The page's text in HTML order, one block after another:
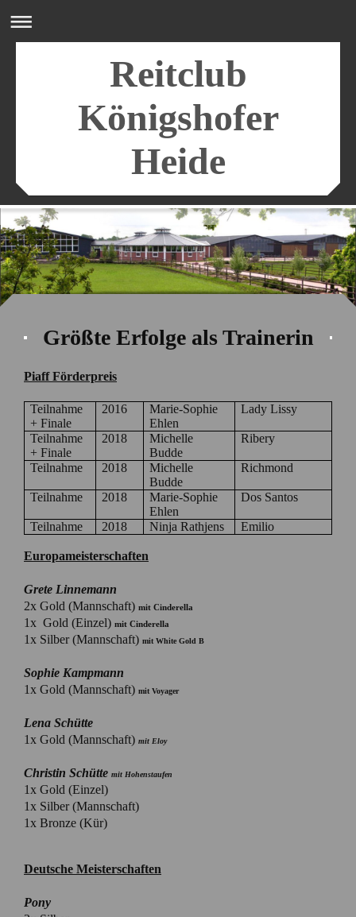
Reitclub
Königshofer
Heide
Größte Erfolge als Trainerin
Piaff Förderpreis
Teilnahme
+ Finale
2016
Marie-Sophie
Ehlen
Lady Lissy
Teilnahme
+ Finale
2018
Michelle
Budde
Ribery
Teilnahme 2018
Michelle
Budde
Richmond
Teilnahme 2018
Marie-Sophie
Ehlen
Dos Santos
Teilnahme 2018 Ninja Rathjens Emilio
Europameisterschaften
Grete Linnemann
2x Gold (Mannschaft) mit Cinderella
1x Gold (Einzel) mit Cinderella
1x Silber (Mannschaft) mit White Gold B
Sophie Kampmann
1x Gold (Mannschaft) mit Voyager
Lena Schütte
1x Gold (Mannschaft) mit Eloy
Christin Schütte mit Hohenstaufen
1x Gold (Einzel)
1x Silber (Mannschaft)
1x Bronze (Kür)
Deutsche Meisterschaften
Pony